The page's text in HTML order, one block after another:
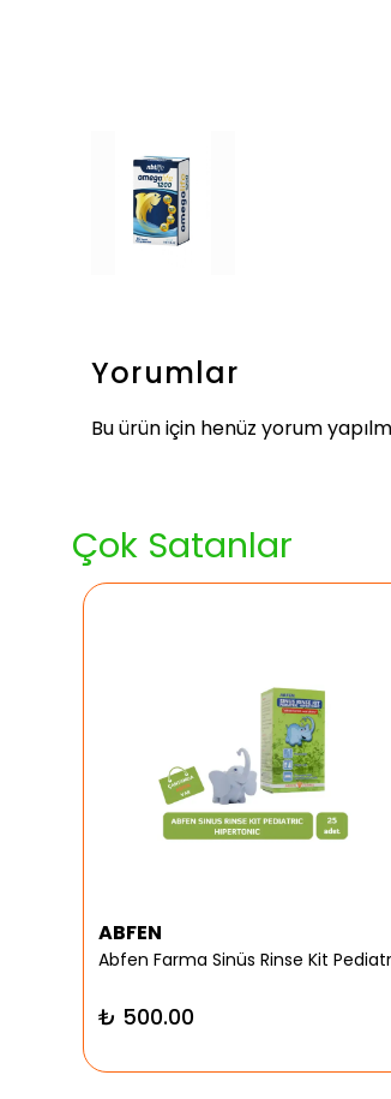
Yorumlar
Bu ürün için henüz yorum
Çok Satanlar
ABFEN
₺ 500.00